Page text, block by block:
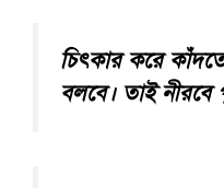
চিৎকার করে
বলবে। তাই নীরবে